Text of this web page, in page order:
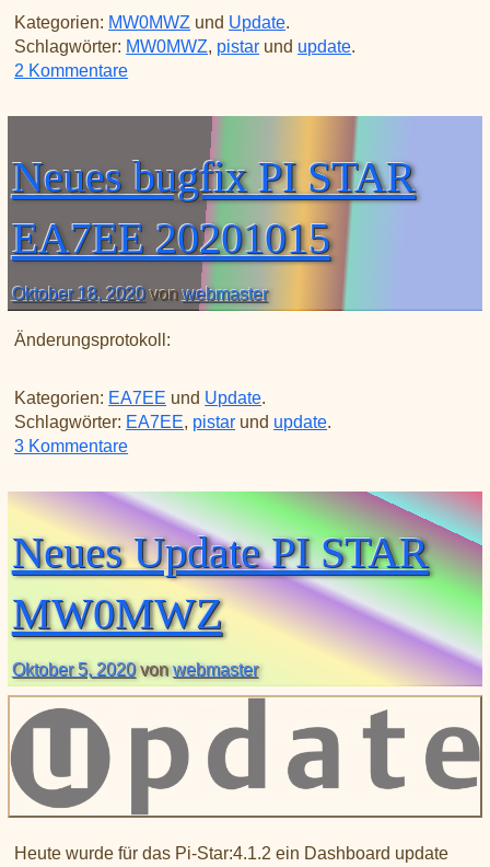
Kategorien: MW0MWZ und Update.
Schlagwörter: MW0MWZ, pistar und update.
2 Kommentarezu Neues Update PI STAR MW0MWZ
Neues bugfix PI STAR
EA7EE 20201015
Oktober 18, 2020 vonwebmaster
Änderungsprotokoll:
Kategorien: EA7EE und Update.
Schlagwörter: EA7EE, pistar und update.
3 Kommentarezu Neues bugfix PI STAR EA7EE 20201015
Neues Update PI STAR
MW0MWZ
Oktober 5, 2020 vonwebmaster
Heute wurde für das Pi-Star:4.1.2 ein Dashboard update